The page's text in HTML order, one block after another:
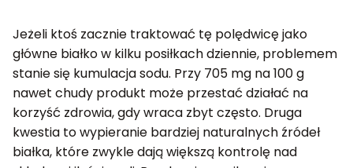
Jeżeli ktoś zacznie traktować tę polędwicę jako
główne białko w kilku posiłkach dziennie, problemem
stanie się kumulacja sodu. Przy 705 mg na 100 g
nawet chudy produkt może przestać działać na
korzyść zdrowia, gdy wraca zbyt często. Druga
kwestia to wypieranie bardziej naturalnych źródeł
białka, które zwykle dają większą kontrolę nad